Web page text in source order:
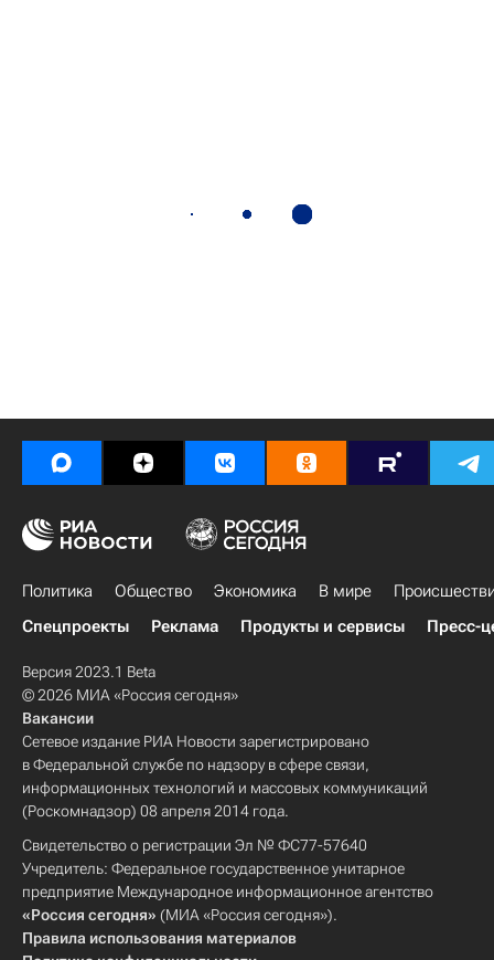
Политика Общество Экономика В мире
Спецпроекты
Реклама Продукты и сервисы Пресс-
Версия 2023.1 Beta
© 2026 МИА «Россия сегодня»
Вакансии
Сетевое издание РИА Новости зарегистрировано
в Федеральной службе по надзору в сфере связи,
информационных технологий и массовых коммуникаций
(Роскомнадзор) 08 апреля 2014 года.
Свидетельство о регистрации Эл № ФС77-57640
Учредитель: Федеральное государственное унитарное
предприятие Международное информационное агентство
«Россия сегодня» (МИА «Россия сегодня»).
Правила использования материалов